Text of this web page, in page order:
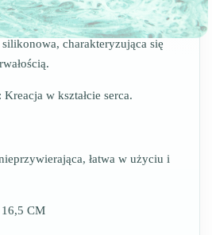
charakteryzująca się
w kształcie serca.
łatwa w użyciu i
CM